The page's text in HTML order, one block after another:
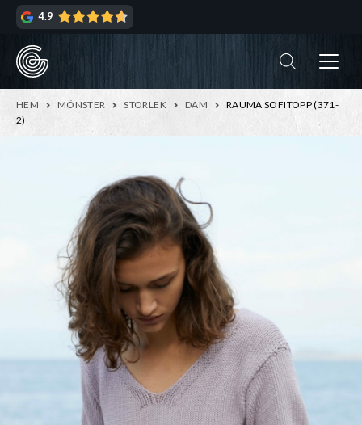
Hoppa
navigering
Hoppa
innehåll
4.9
HEM MÖNSTER STORLEK DAM
RAUMA SOFITOPP (371-
2)